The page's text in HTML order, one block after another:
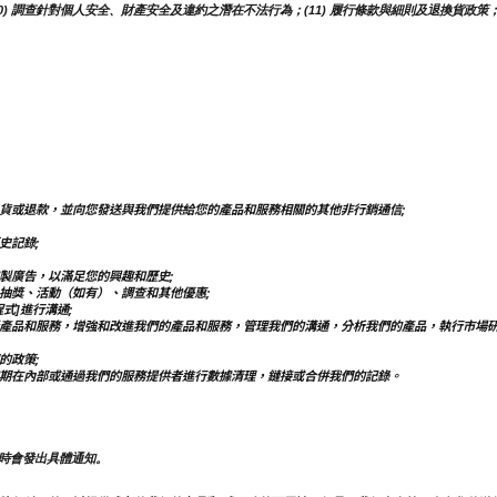
調查針對個人安全、財產安全及違約之潛在不法行為；(11) 履行條款與細則及退換貨政
或退款，並向您發送與我們提供給您的產品和服務相關的其他非行銷通信;
記錄;
廣告，以滿足您的興趣和歷史;
獎、活動（如有）、調查和其他優惠;
]進行溝通;
品和服務，增強和改進我們的產品和服務，管理我們的溝通，分析我們的產品，執行市場
政策;
在內部或通過我們的服務提供者進行數據清理，鏈接或合併我們的記錄。
會發出具體通知。